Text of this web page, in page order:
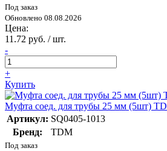
Под заказ
Обновлено 08.08.2026
Цена:
11.72 руб. / шт.
-
+
Купить
Муфта соед. для трубы 25 мм (5шт)
Артикул: SQ0405-1013
Бренд:
TDM
Под заказ